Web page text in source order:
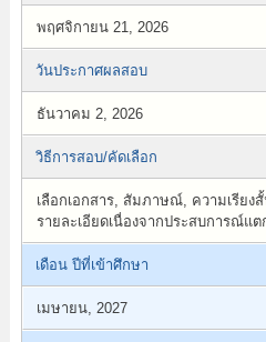
พฤศจิกายน 21, 2026
วันประกาศผลสอบ
ธันวาคม 2, 2026
วิธีการสอบ/คัดเลือก
เลือกเอกสาร, สัมภาษณ์, ความเรียง
รายละเอียดเนื่องจากประสบการณ์แ
เดือน ปีที่เข้าศึกษา
เมษายน, 2027